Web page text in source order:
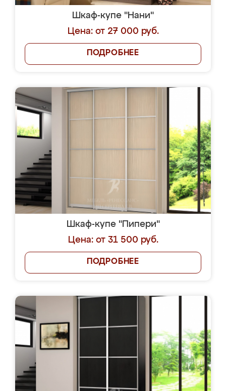
Шкаф-купе "Нани"
Цена: от 27 000 руб.
ПОДРОБНЕЕ
Шкаф-купе "Пипери"
Цена: от 31 500 руб.
ПОДРОБНЕЕ